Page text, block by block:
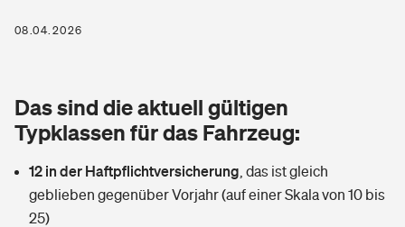
Zur Übersicht
Tools
Wer versichert was: Jetzt Versicherer finden
Glasversicherung
Mietkautionsversicherung
Kinderunfall­ver­si­che­rung
Kinderinvalidität
Private Krankenversicherung
Dread-Disease-Versicherung
Tierkrankenversicherung
Zur Übersicht
08.04.2026
Das sind die aktuell gültigen
Typklassen für das Fahrzeug:
12 in der Haftpflichtversicherung das ist gleich
geblieben gegenüber Vorjahr (auf einer Skala von 10 bis
25)